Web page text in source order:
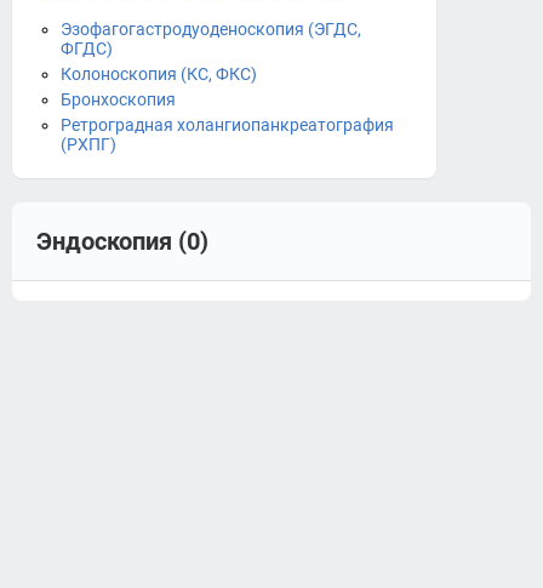
Эзофагогастродуоденоскопия (ЭГДС,
ФГДС)
Колоноскопия (КС, ФКС)
Бронхоскопия
Ретроградная холангиопанкреатография
(РХПГ)
Эндоскопия (0)